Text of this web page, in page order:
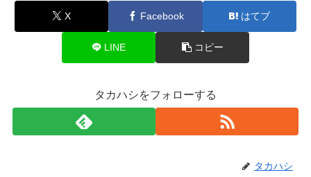
X Facebook はてブ
LINE コピー
タカハシをフォローする
タカハシ